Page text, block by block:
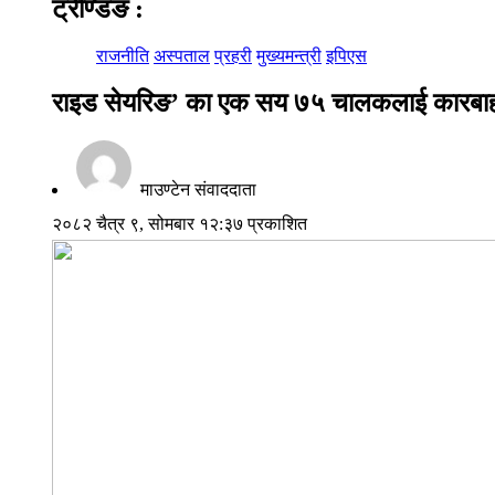
ट्रेण्डिङ :
राजनीति अस्पताल प्रहरी मुख्यमन्त्री इपिएस
राइड सेयरिङ’ का एक सय ७५ चालकलाई
माउण्टेन संवाददाता
२०८२ चैत्र ९, सोमबार १२:३७ प्रकाशित